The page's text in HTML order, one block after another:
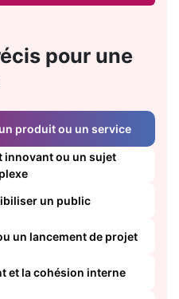
pour une
produit ou un service
innovant ou un sujet
un public
un lancement de projet
et la cohésion interne